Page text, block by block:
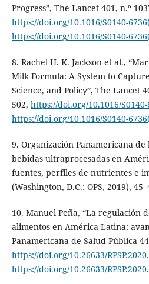
Progress”, The Lancet 401, n.º
https://doi.org/10.1016/S0140-
https://doi.org/10.1016/S0140-
8. Rachel H. K. Jackson et al.,
Milk Formula: A System to
Science, and Policy”, The Lancet
502, https://doi.org/10.1016/
https://doi.org/10.1016/S0140-
9. Organización Panamericana
bebidas ultraprocesadas en
fuentes, perfiles de nutrientes e
(Washington, D.C.: OPS, 2019),
10. Manuel Peña, “La regulación
alimentos en América Latina:
Panamericana de Salud Pública
https://doi.org/10.26633/
https://doi.org/10.26633/